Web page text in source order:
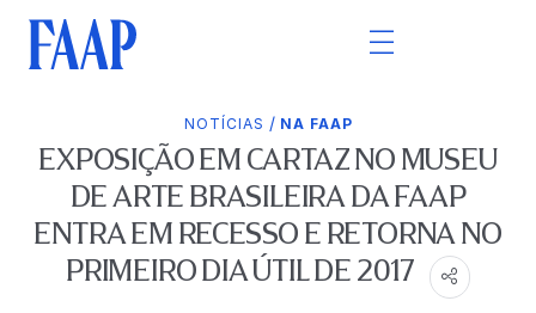
NOTÍCIAS / NA FAAP
EXPOSIÇÃO EM CARTAZ NO MUSEU
DE ARTE BRASILEIRA DA FAAP
ENTRA EM RECESSO E RETORNA NO
PRIMEIRO DIA ÚTIL DE 2017